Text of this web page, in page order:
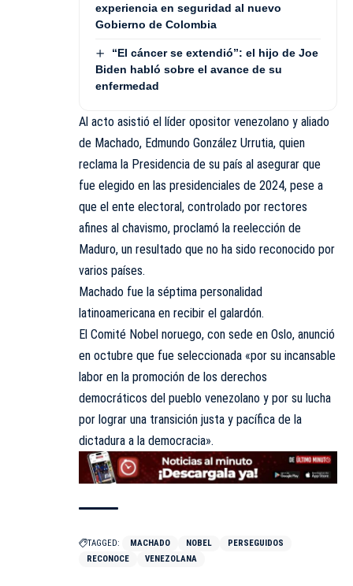
experiencia en seguridad al nuevo
Gobierno de Colombia
“El cáncer se extendió”: el hijo de Joe
Biden habló sobre el avance de su
enfermedad
Al acto asistió el líder opositor venezolano y aliado
de Machado, Edmundo González Urrutia, quien
reclama la Presidencia de su país al asegurar que
fue elegido en las presidenciales de 2024, pese a
que el ente electoral, controlado por rectores
afines al chavismo, proclamó la reelección de
Maduro, un resultado que no ha sido reconocido por
varios países.
Machado fue la séptima personalidad
latinoamericana en recibir el galardón.
El Comité Nobel noruego, con sede en Oslo, anunció
en octubre que fue seleccionada «por su incansable
labor en la promoción de los derechos
democráticos del pueblo venezolano y por su lucha
por lograr una transición justa y pacífica de la
dictadura a la democracia».
TAGGED: MACHADO NOBEL
PERSEGUIDOS
RECONOCE
VENEZOLANA